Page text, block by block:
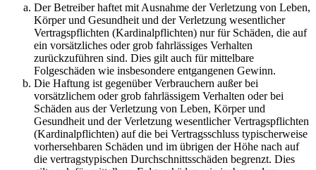
Der Betreiber haftet mit Ausnahme der Verletzung von Leben,
Körper und Gesundheit und der Verletzung wesentlicher
Vertragspflichten (Kardinalpflichten) nur für Schäden, die auf
ein vorsätzliches oder grob fahrlässiges Verhalten
zurückzuführen sind. Dies gilt auch für mittelbare
Folgeschäden wie insbesondere entgangenen Gewinn.
Die Haftung ist gegenüber Verbrauchern außer bei
vorsätzlichem oder grob fahrlässigem Verhalten oder bei
Schäden aus der Verletzung von Leben, Körper und
Gesundheit und der Verletzung wesentlicher Vertragspflichten
(Kardinalpflichten) auf die bei Vertragsschluss typischerweise
vorhersehbaren Schäden und im übrigen der Höhe nach auf
die vertragstypischen Durchschnittsschäden begrenzt. Dies